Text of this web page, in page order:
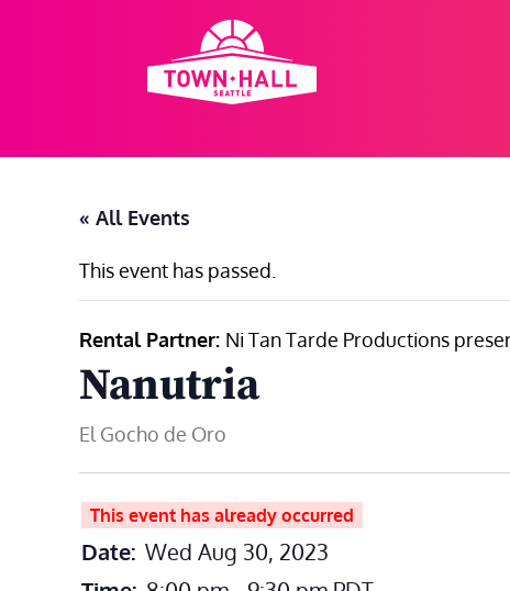
« All Events
This event has passed.
Rental Partner: Ni Tan Tarde Productions
Nanutria
El Gocho de Oro
This event has already occurred
Date: Wed Aug 30, 2023